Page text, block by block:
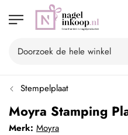
Stempelplaat
Moyra Stamping
Merk: Moyra